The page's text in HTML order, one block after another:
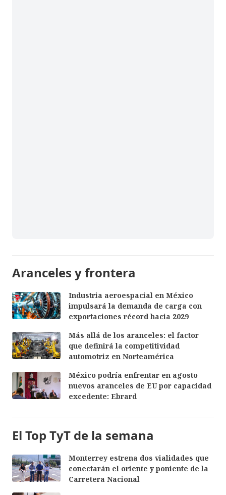
Aranceles y frontera
Industria aeroespacial en México
impulsará la demanda de carga con
exportaciones récord hacia 2029
Más allá de los aranceles: el factor
que definirá la competitividad
automotriz en Norteamérica
México podría enfrentar en agosto
nuevos aranceles de EU por capacidad
excedente: Ebrard
El Top TyT de la semana
Monterrey estrena dos vialidades que
conectarán el oriente y poniente de la
Carretera Nacional